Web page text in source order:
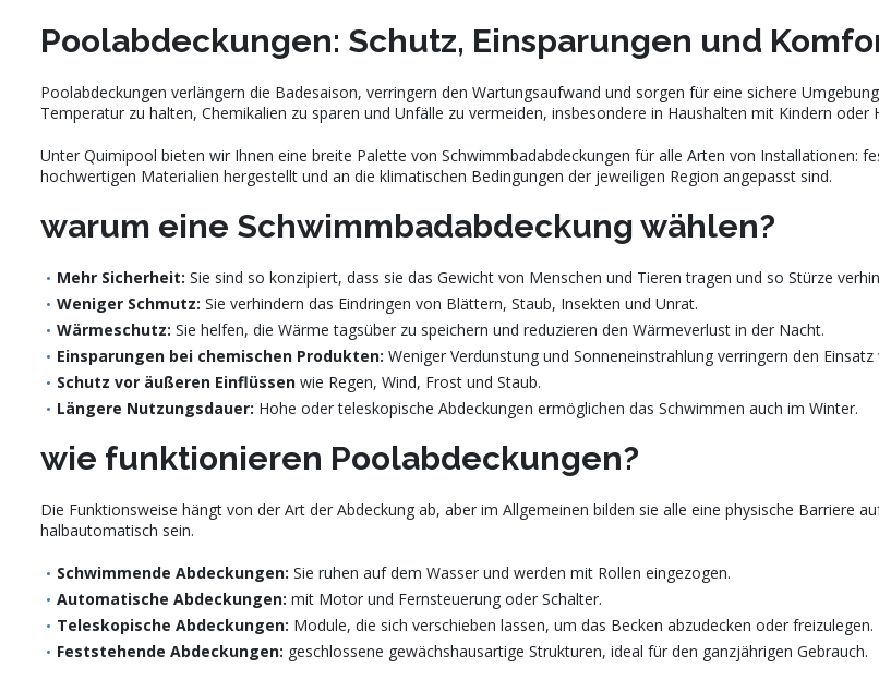
Poolabdeckungen: Schutz, Einsparungen und
Poolabdeckungen verlängern die Badesaison, verringern den Wartungsaufwand und sorgen für eine sichere
Temperatur zu halten, Chemikalien zu sparen und Unfälle zu vermeiden, insbesondere in Haushalten mit Kindern oder
Unter Quimipool bieten wir Ihnen eine breite Palette von Schwimmbadabdeckungen für alle Arten von Installationen:
hochwertigen Materialien hergestellt und an die klimatischen Bedingungen der jeweiligen Region angepasst sind.
warum eine Schwimmbadabdeckung wählen?
Mehr Sicherheit: Sie sind so konzipiert, dass sie das Gewicht von Menschen und Tieren tragen und so Stürze
Weniger Schmutz: Sie verhindern das Eindringen von Blättern, Staub, Insekten und Unrat.
Wärmeschutz: Sie helfen, die Wärme tagsüber zu speichern und reduzieren den Wärmeverlust in der Nacht.
Einsparungen bei chemischen Produkten: Weniger Verdunstung und Sonneneinstrahlung verringern den Einsatz
Schutz vor äußeren Einflüssen wie Regen, Wind, Frost und Staub.
Längere Nutzungsdauer: Hohe oder teleskopische Abdeckungen ermöglichen das Schwimmen auch im Winter.
wie funktionieren Poolabdeckungen?
Die Funktionsweise hängt von der Art der Abdeckung ab, aber im Allgemeinen bilden sie alle eine physische Barriere
halbautomatisch sein.
Schwimmende Abdeckungen: Sie ruhen auf dem Wasser und werden mit Rollen eingezogen.
Automatische Abdeckungen: mit Motor und Fernsteuerung oder Schalter.
Teleskopische Abdeckungen: Module, die sich verschieben lassen, um das Becken abzudecken oder freizulegen.
Feststehende Abdeckungen: geschlossene gewächshausartige Strukturen, ideal für den ganzjährigen Gebrauch.